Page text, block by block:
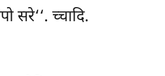
सरे‘‘. च्चादि.